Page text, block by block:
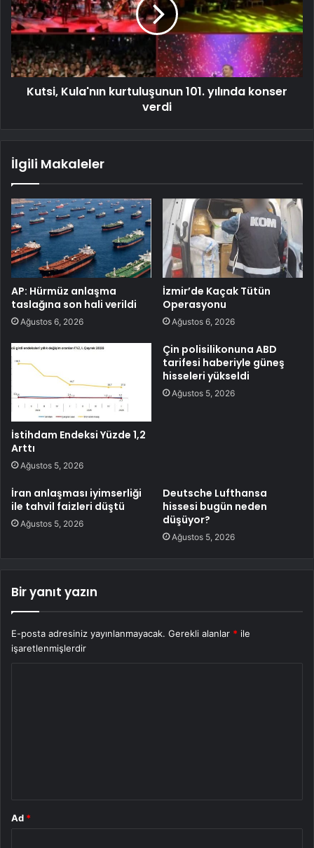
Kutsi, Kula'nın kurtuluşunun 101. yılında konser
verdi
İlgili Makaleler
AP: Hürmüz anlaşma
taslağına son hali verildi
Ağustos 6, 2026
İzmir’de Kaçak Tütün
Operasyonu
Ağustos 6, 2026
İstihdam Endeksi Yüzde 1,2
Arttı
Ağustos 5, 2026
Çin polisilikonuna ABD
tarifesi haberiyle güneş
hisseleri yükseldi
Ağustos 5, 2026
İran anlaşması iyimserliği
ile tahvil faizleri düştü
Ağustos 5, 2026
Deutsche Lufthansa
hissesi bugün neden
düşüyor?
Ağustos 5, 2026
Bir yanıt yazın
E-posta adresiniz yayınlanmayacak. Gerekli alanlar * ile
işaretlenmişlerdir
Ad *